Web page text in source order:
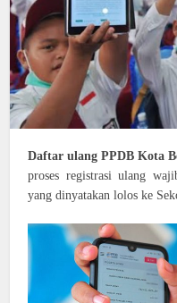
Daftar ulang PPDB Kota
proses registrasi ulang
yang dinyatakan lolos ke